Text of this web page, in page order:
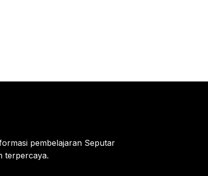
pembelajaran Seputar
terpercaya.